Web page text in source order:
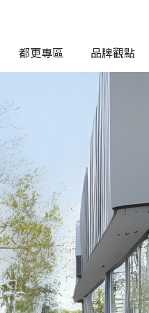
都更專區 品牌觀點